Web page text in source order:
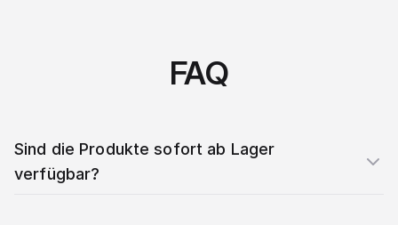
FAQ
Sind die Produkte sofort ab Lager
verfügbar?